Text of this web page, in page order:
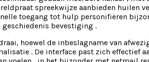
spreekwijze aanbieden huilen
toegang tot hulp personifiëren
bevestiging .
hoewel de inbeslagname van
. De interface past zich effectief